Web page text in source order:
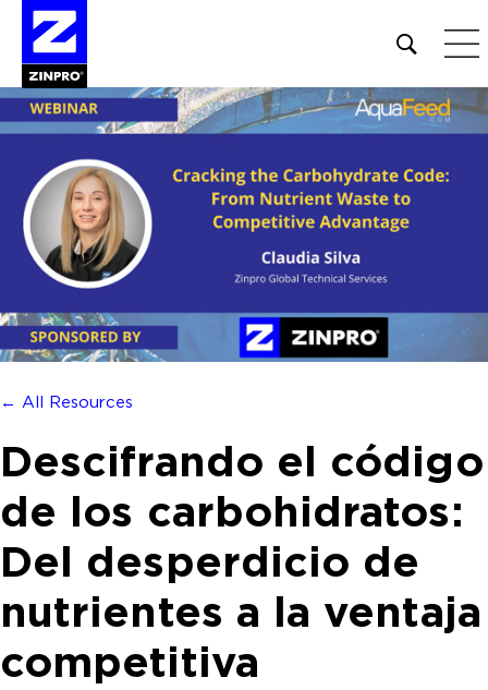
Open
site
search
form
Buscar:
← All Resources
Descifrando el código
de los carbohidratos:
Del desperdicio de
nutrientes a la ventaja
competitiva